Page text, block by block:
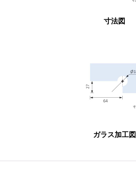
寸法図
ガラス加工図